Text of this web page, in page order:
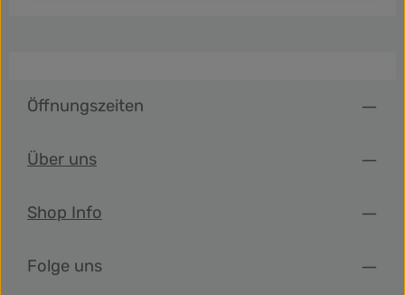
Öffnungszeiten
Über uns
Shop Info
Folge uns